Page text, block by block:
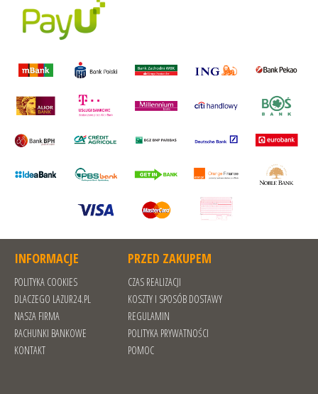
INFORMACJE
POLITYKA COOKIES
DLACZEGO LAZUR24.PL
NASZA FIRMA
RACHUNKI BANKOWE
KONTAKT
PRZED ZAKUPEM
CZAS REALIZACJI
KOSZTY I SPOSÓB DOSTAWY
REGULAMIN
POLITYKA PRYWATNOŚCI
POMOC